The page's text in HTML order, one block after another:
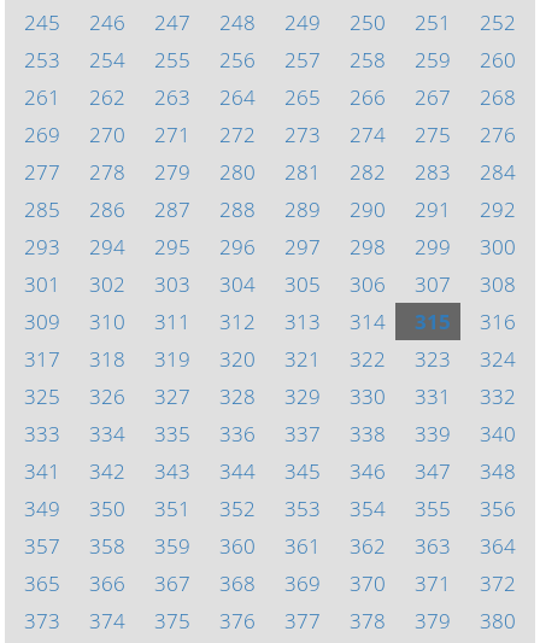
245
246 247 248 249 250 251
252
253
254 255 256 257 258 259
260
261
262 263 264 265 266 267
268
269
270 271 272 273 274 275
276
277
278 279 280 281 282 283
284
285
286 287 288 289 290 291
292
293
294 295 296 297 298 299
300
301
302 303 304 305 306 307
308
309
310 311 312 313 314 315
316
317
318 319 320 321 322 323
324
325
326 327 328 329 330 331
332
333
334 335 336 337 338 339
340
341
342 343 344 345 346 347
348
349
350 351 352 353 354 355
356
357
358 359 360 361 362 363
364
365
366 367 368 369 370 371
372
373
374 375 376 377 378 379 380